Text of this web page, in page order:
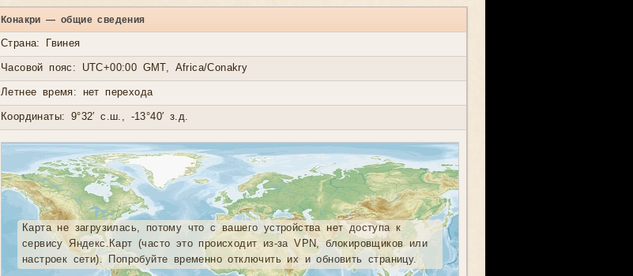
Конакри — общие сведения
Страна: Гвинея
Часовой пояс: UTC+00:00 GMT, Africa/Conakry
Летнее время: нет перехода
Координаты: 9°32′ с.ш., -13°40′ з.д.
Карта не загрузилась, потому что с вашего устройства нет доступа к
сервису Яндекс.Карт (часто это происходит из-за VPN, блокировщиков или
настроек сети). Попробуйте временно отключить их и обновить страницу.